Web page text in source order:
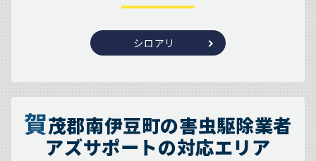
シロアリ
賀茂郡南伊豆町の害虫駆除業者
アズサポートの対応エリア